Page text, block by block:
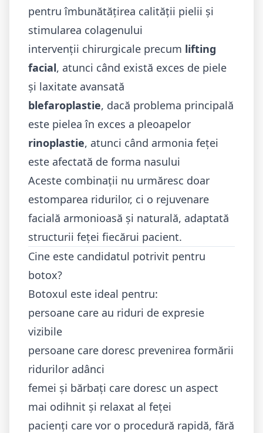
pentru îmbunătățirea calității pielii și
stimularea colagenului
intervenții chirurgicale precum lifting
facial, atunci când există exces de piele
și laxitate avansată
blefaroplastie, dacă problema principală
este pielea în exces a pleoapelor
rinoplastie, atunci când armonia feței
este afectată de forma nasului
Aceste combinații nu urmăresc doar
estomparea ridurilor, ci o rejuvenare
facială armonioasă și naturală, adaptată
structurii feței fiecărui pacient.
Cine este candidatul potrivit pentru
botox?
Botoxul este ideal pentru:
persoane care au riduri de expresie
vizibile
persoane care doresc prevenirea formării
ridurilor adânci
femei și bărbați care doresc un aspect
mai odihnit și relaxat al feței
pacienți care vor o procedură rapidă, fără